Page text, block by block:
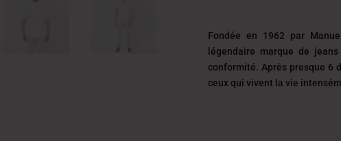
Fondée en 1962 par
légendaire marque de
conformité. Après presque 6
ceux qui vivent la vie